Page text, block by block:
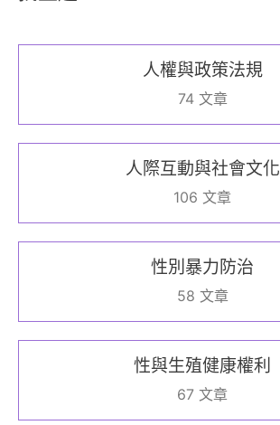
人權與政策法規
74 文章
人際互動與社會文化
106 文章
性別暴力防治
58 文章
性與生殖健康權利
67 文章